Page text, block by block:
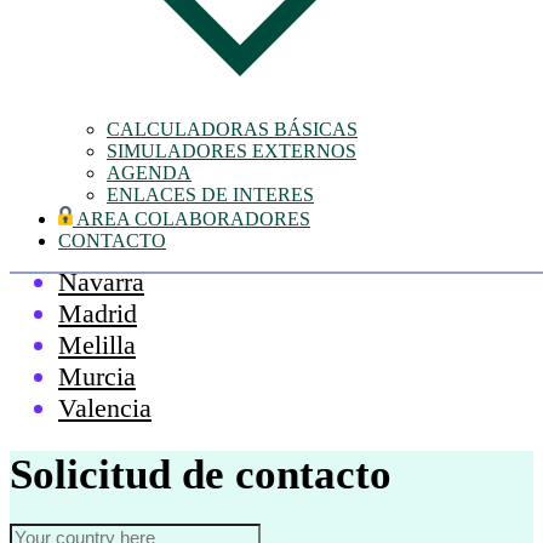
CALCULADORAS BÁSICAS
SIMULADORES EXTERNOS
AGENDA
ENLACES DE INTERES
AREA COLABORADORES
CONTACTO
Castilla-La Mancha
Extremadura
Galicia
Islas Baleares
La Rioja
País Vasco
Navarra
Madrid
Melilla
Murcia
Valencia
Solicitud de contacto